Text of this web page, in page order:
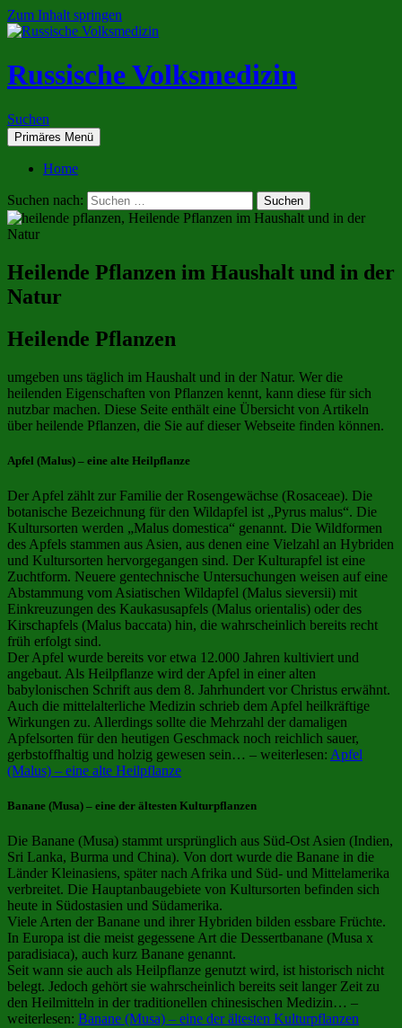
Zum Inhalt springen
Russische Volksmedizin
Suchen
Primäres Menü
Home
Suchen nach:
Heilende Pflanzen im Haushalt und in der
Natur
Heilende Pflanzen
umgeben uns täglich im Haushalt und in der Natur. Wer die
heilenden Eigenschaften von Pflanzen kennt, kann diese für sich
nutzbar machen. Diese Seite enthält eine Übersicht von Artikeln
über heilende Pflanzen, die Sie auf dieser Webseite finden können.
Apfel (Malus) – eine alte Heilpflanze
Der Apfel zählt zur Familie der Rosengewächse (Rosaceae). Die
botanische Bezeichnung für den Wildapfel ist „Pyrus malus“. Die
Kultursorten werden „Malus domestica“ genannt. Die Wildformen
des Apfels stammen aus Asien, aus denen eine Vielzahl an Hybriden
und Kultursorten hervorgegangen sind. Der Kulturapfel ist eine
Zuchtform. Neuere gentechnische Untersuchungen weisen auf eine
Abstammung vom Asiatischen Wildapfel (Malus sieversii) mit
Einkreuzungen des Kaukasusapfels (Malus orientalis) oder des
Kirschapfels (Malus baccata) hin, die wahrscheinlich bereits recht
früh erfolgt sind.
Der Apfel wurde bereits vor etwa 12.000 Jahren kultiviert und
angebaut. Als Heilpflanze wird der Apfel in einer alten
babylonischen Schrift aus dem 8. Jahrhundert vor Christus erwähnt.
Auch die mittelalterliche Medizin schrieb dem Apfel heilkräftige
Wirkungen zu. Allerdings sollte die Mehrzahl der damaligen
Apfelsorten für den heutigen Geschmack noch reichlich sauer,
gerbstoffhaltig und holzig gewesen sein… – weiterlesen: Apfel
(Malus) – eine alte Heilpflanze
Banane (Musa) – eine der ältesten Kulturpflanzen
Die Banane (Musa) stammt ursprünglich aus Süd-Ost Asien (Indien,
Sri Lanka, Burma und China). Von dort wurde die Banane in die
Länder Kleinasiens, später nach Afrika und Süd- und Mittelamerika
verbreitet. Die Hauptanbaugebiete von Kultursorten befinden sich
heute in Südostasien und Südamerika.
Viele Arten der Banane und ihrer Hybriden bilden essbare Früchte.
In Europa ist die meist gegessene Art die Dessertbanane (Musa x
paradisiaca), auch kurz Banane genannt.
Seit wann sie auch als Heilpflanze genutzt wird, ist historisch nicht
belegt. Jedoch gehört sie wahrscheinlich bereits seit langer Zeit zu
den Heilmitteln in der traditionellen chinesischen Medizin… –
weiterlesen: Banane (Musa) – eine der ältesten Kulturpflanzen